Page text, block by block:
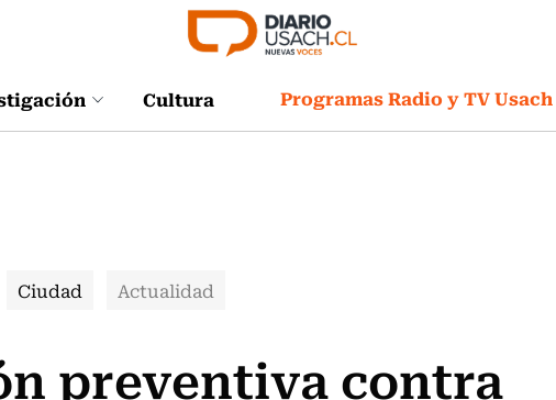
Cultura Programas Radio y TV Usach
Ciudad Actualidad
preventiva contra